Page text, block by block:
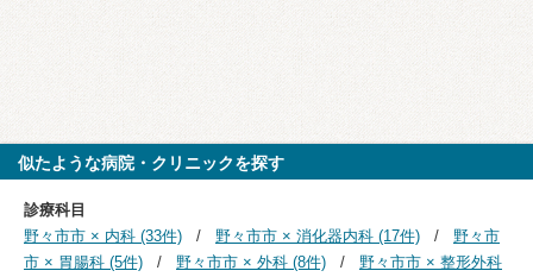
似たような病院・クリニックを探す
診療科目
野々市市 × 内科 (33件)
野々市市 × 消化器内科 (17件)
野々市
市 × 胃腸科 (5件)
野々市市 × 外科 (8件)
野々市市 × 整形外科